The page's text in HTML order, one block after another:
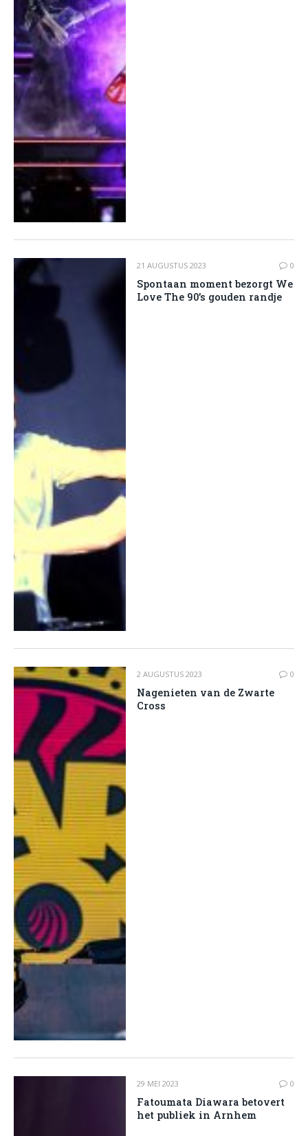
21 AUGUSTUS 2023 0
Spontaan moment bezorgt We
Love The 90’s gouden randje
2 AUGUSTUS 2023 0
Nagenieten van de Zwarte
Cross
29 MEI 2023 0
Fatoumata Diawara betovert
het publiek in Arnhem